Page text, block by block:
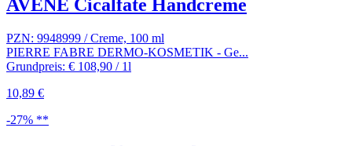
AVENE Cicalfate Handcreme
PZN: 9948999 / Creme, 100 ml
PIERRE FABRE DERMO-KOSMETIK - Ge...
Grundpreis: € 108,90 / 1l
10,89 €
-27% **